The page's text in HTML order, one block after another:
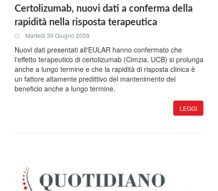
Certolizumab, nuovi dati a conferma della
rapidità nella risposta terapeutica
Martedi 30 Giugno 2009
Nuovi dati presentati all'EULAR hanno confermato che
l'effetto terapeutico di certolizumab (Cimzia, UCB) si prolunga
anche a lungo termine e che la rapidità di risposta clinica è
un fattore altamente predittivo del mantenimento del
beneficio anche a lungo termine.
LEGGI